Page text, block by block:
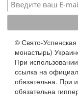
© Свято-
монастырь)
При
ссылка на
обязательна. При
обязательна